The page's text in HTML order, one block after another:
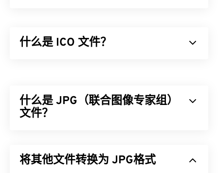
什么是 ICO 文件？
的图像，以便 Windows 用户能够将图像与应用程序
关联起来。
使用 WindowsIconMaker打开、编辑和创建 ICO 文
件。CorelDRAW 是一款出色的 ICO文件打开、编辑
什么是 JPG（联合图像专家组）
文件？
泛应用的原因。JPG 文件相对较小，非常适合在互
将其他文件转换为 JPG格式